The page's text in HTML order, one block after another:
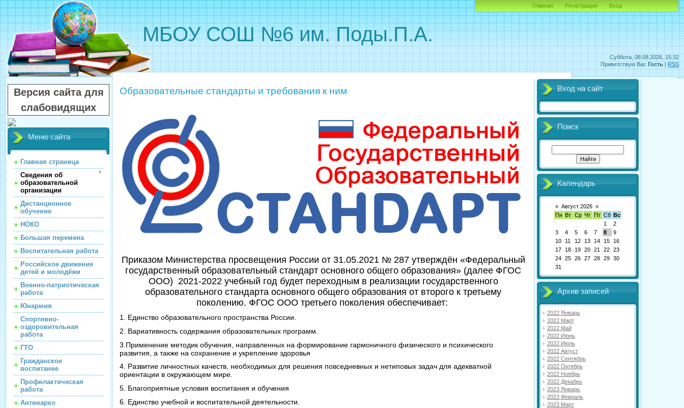
Суббота, 08.08.2026, 15:32
Приветствую Вас Гость | RSS
МБОУ СОШ №6 им. Поды.П.А.
Главная Регистрация Вход
Версия сайта для
слабовидящих
Меню сайта
Главная страница
Сведения об
образовательной
организации
Дистанционное
обучение
НОКО
Большая перемена
Воспитательная работа
Российское движение
детей и молодёжи
Военно-патриотическая
работа
Юнармия
Спортивно-
оздоровительная
работа
ГТО
Гражданское
воспитание
Профилактическая
работа
Антинарко
Образовательные стандарты и требования к ним
Приказом Министерства просвещения России от 31.05.2021 № 287 утверждён «Федеральный
государственный образовательный стандарт основного общего образования» (далее ФГОС
ООО) 2021-2022 учебный год будет переходным в реализации государственного
образовательного стандарта основного общего образования от второго к третьему
поколению. ФГОС ООО третьего поколения обеспечивает:
1. Единство образовательного пространства России.
2. Вариативность содержания образовательных программ.
3.Применение методик обучения, направленных на формирование гармоничного физического и психического
развития, а также на сохранение и укрепление здоровья
4. Развитие личностных качеств, необходимых для решения повседневных и нетиповых задач для адекватной
ориентации в окружающем мире.
5. Благоприятные условия воспитания и обучения
6. Единство учебной и воспитательной деятельности.
Вход на сайт
Поиск
Календарь
« Август 2026 »
Пн Вт Ср Чт Пт Сб Вс
1
2
3
4 5 6 7 8
9
10
11 12 13 14 15
16
17
18 19 20 21 22 23
24 25 26 27 28 29 30
31
Архив записей
2022 Январь
2022 Март
2022 Май
2022 Июнь
2022 Июль
2022 Август
2022 Сентябрь
2022 Октябрь
2022 Ноябрь
2022 Декабрь
2023 Январь
2023 Февраль
2023 Март